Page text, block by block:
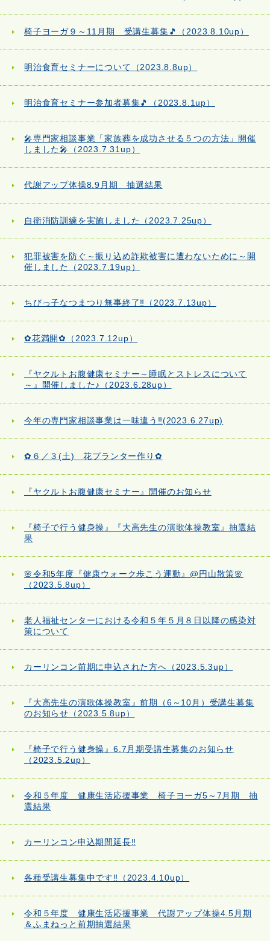
椅子ヨーガ９～11月期 受講生募集🎵（2023.8.10up）
明治食育セミナーについて（2023.8.8up）
明治食育セミナー参加者募集🎵（2023.8.1up）
🎤専門家相談事業「家族葬を成功させる５つの方法」開催
しました🎤（2023.7.31up）
代謝アップ体操8.9月期 抽選結果
自衛消防訓練を実施しました（2023.7.25up）
犯罪被害を防ぐ～振り込め詐欺被害に遭わないために～開
催しました（2023.7.19up）
ちびっ子なつまつり無事終了‼（2023.7.13up）
✿花満開✿（2023.7.12up）
『ヤクルトお腹健康セミナー～睡眠とストレスについて
～』開催しました♪（2023.6.28up）
今年の専門家相談事業は一味違う‼(2023.6.27up)
✿６／３(土) 花プランター作り✿
『ヤクルトお腹健康セミナー』開催のお知らせ
『椅子で行う健身操』『大高先生の演歌体操教室』抽選結
果
🌸令和5年度『健康ウォーク歩こう運動』@円山散策🌸
（2023.5.8up）
老人福祉センターにおける令和５年５月８日以降の感染対
策について
カーリンコン前期に申込された方へ（2023.5.3up）
『大高先生の演歌体操教室』前期（6～10月）受講生募集
のお知らせ（2023.5.8up）
『椅子で行う健身操』6.7月期受講生募集のお知らせ
（2023.5.2up）
令和５年度 健康生活応援事業 椅子ヨーガ5～7月期 抽
選結果
カーリンコン申込期間延長‼
各種受講生募集中です‼（2023.4.10up）
令和５年度 健康生活応援事業 代謝アップ体操4.5月期
＆ふまねっと前期抽選結果